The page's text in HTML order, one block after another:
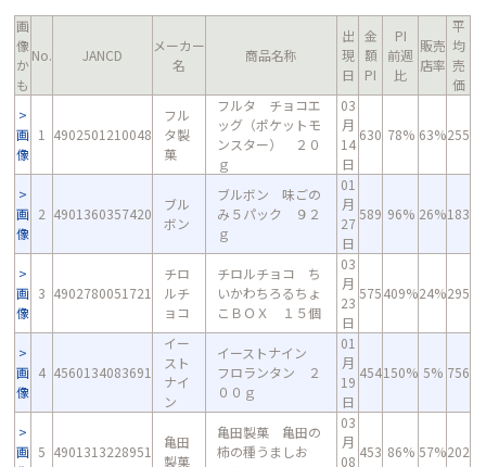
画
像
か
も
No. JANCD
メーカー
名
商品名称
出
現
日
金
額
PI
PI
前週
比
販売
店率
平
均
売
価
画
像
1 4902501210048
フル
タ製
菓
フルタ チョコエ
ッグ（ポケットモ
ンスター） ２０
ｇ
03
月
14
日
630 78% 63%255
画
像
2 4901360357420
ブル
ボン
ブルボン 味ごの
み５パック ９２
ｇ
01
月
27
日
589 96% 26%183
画
像
3 4902780051721
チロ
ルチ
ョコ
チロルチョコ ち
いかわちろるちょ
こＢＯＸ １５個
03
月
23
日
575409%24%295
画
像
4 4560134083691
イー
スト
ナイ
ン
イーストナイン
フロランタン ２
００ｇ
01
月
19
日
454150% 5% 756
画 5 4901313228951
亀田
製菓
亀田製菓 亀田の
柿の種うましお
03
月
08
453 86% 57%202